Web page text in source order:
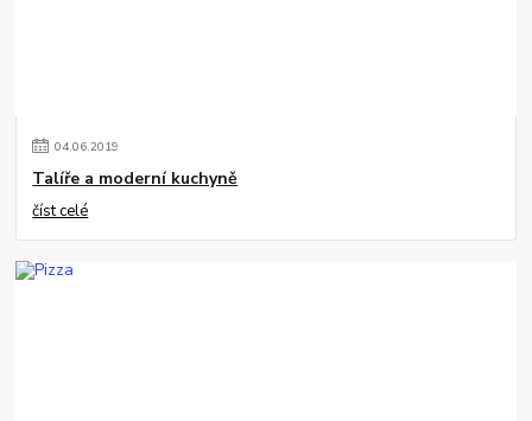
04.06.2019
Talíře a moderní kuchyně
číst celé